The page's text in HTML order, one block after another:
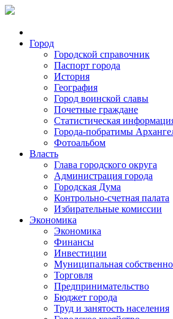
Город
Городской справочник
Паспорт города
История
География
Город воинской славы
Почетные граждане
Статистическая
Города-побратимы
Фотоальбом
Власть
Глава городского округа
Администрация города
Городская Дума
Контрольно-счетная палата
Избирательные комиссии
Экономика
Экономика
Финансы
Инвестиции
Муниципальная
Торговля
Предпринимательство
Бюджет города
Труд и занятость населения